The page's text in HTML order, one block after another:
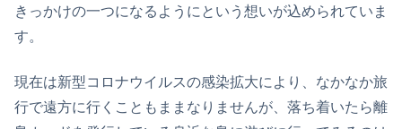
きっかけの一つになるようにという想いが込められていま
す。
現在は新型コロナウイルスの感染拡大により、なかなか旅
行で遠方に行くこともままなりませんが、落ち着いたら離